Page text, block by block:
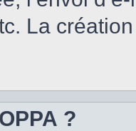
La
?